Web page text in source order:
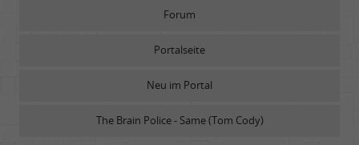
Forum
Portalseite
Neu im Portal
The Brain Police - Same (Tom Cody)